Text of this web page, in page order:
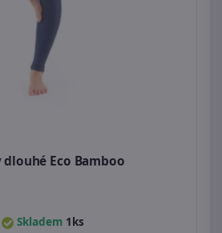
dlouhé Eco Bamboo
Skladem 1ks